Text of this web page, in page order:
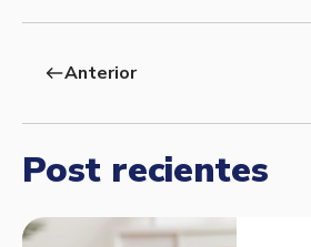
westAnterior
Post recientes